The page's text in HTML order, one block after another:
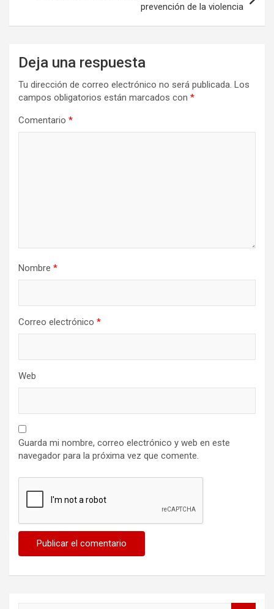
prevención de la violencia
Deja una respuesta
Tu dirección de correo electrónico no será publicada. Los
campos obligatorios están marcados con *
Comentario *
Nombre *
Correo electrónico *
Web
Guarda mi nombre, correo electrónico y web en este
navegador para la próxima vez que comente.